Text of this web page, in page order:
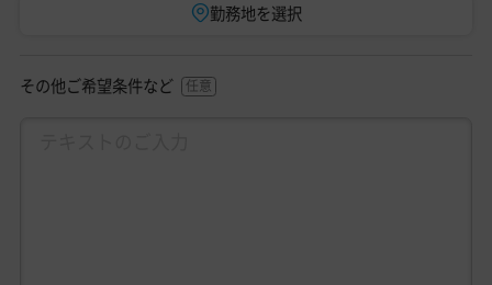
勤務地を選択
その他ご希望条件など